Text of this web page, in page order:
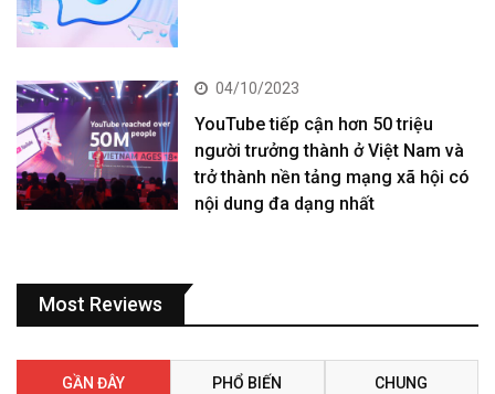
04/10/2023
YouTube tiếp cận hơn 50 triệu
người trưởng thành ở Việt Nam và
trở thành nền tảng mạng xã hội có
nội dung đa dạng nhất
Most Reviews
GẦN ĐÂY PHỔ BIẾN CHUNG